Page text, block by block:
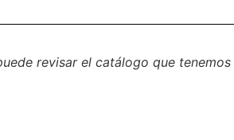
revisar el catálogo que